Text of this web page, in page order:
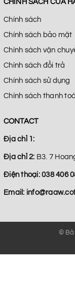
CHÍNH SÁCH CỬA
Chính sách
Chính sách bảo mật
Chính sách vận
Chính sách đổi trả
Chính sách sử dụng
Chính sách thanh
CONTACT
Địa chỉ 1:
Địa chỉ 2: B3. 7
Điện thoại: 038 406
Email:
©